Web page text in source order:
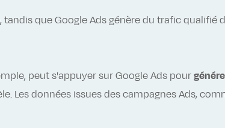
, tandis que Google Ads génère du trafic qualifié
peut s'appuyer sur Google Ads pour
Les données issues des campagnes Ads,